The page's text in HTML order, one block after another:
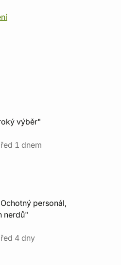
výběr"
1 dnem
personál,
nerdů"
4 dny